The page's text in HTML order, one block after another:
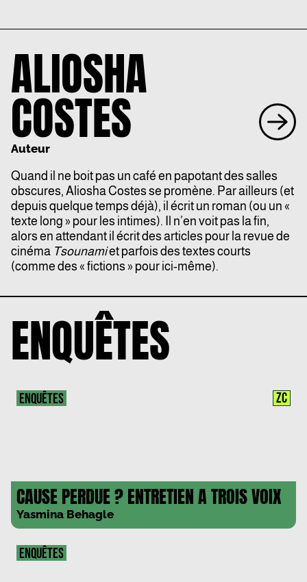
ALIOSHA
COSTES
Auteur
Quand il ne boit pas un café en papotant des salles
obscures, AlioshaCostes se promène. Par ailleurs (et
depuis quelque temps déjà), il écrit un roman (ou un «
texte long » pour les intimes). Il n’en voit pas la fin,
alors en attendant il écrit des articles pour la revue de
cinéma Tsounamiet parfois des textes courts
(comme des « fictions » pour ici-même).
ENQUÊTES
CAUSE PERDUE ? ENTRETIEN A TROIS VOIX
Yasmina Behagle
ENQUÊTES ZC
ENQUÊTES